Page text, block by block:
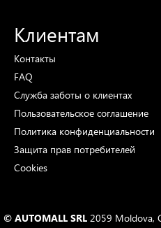
Клиентам
Контакты
FAQ
Служба заботы о клиентах
Пользовательское соглашение
Политика конфиденциальности
Защита прав потребителей
Cookies
© AUTOMALL SRL 2059 Moldova,